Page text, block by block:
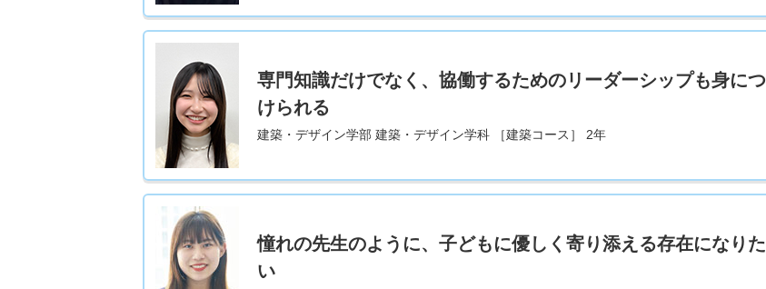
専門知識だけでなく、協働するためのリーダーシップも身につ
けられる
建築・デザイン学部 建築・デザイン学科 ［建築コース］ 2年
憧れの先生のように、子どもに優しく寄り添える存在になりた
い